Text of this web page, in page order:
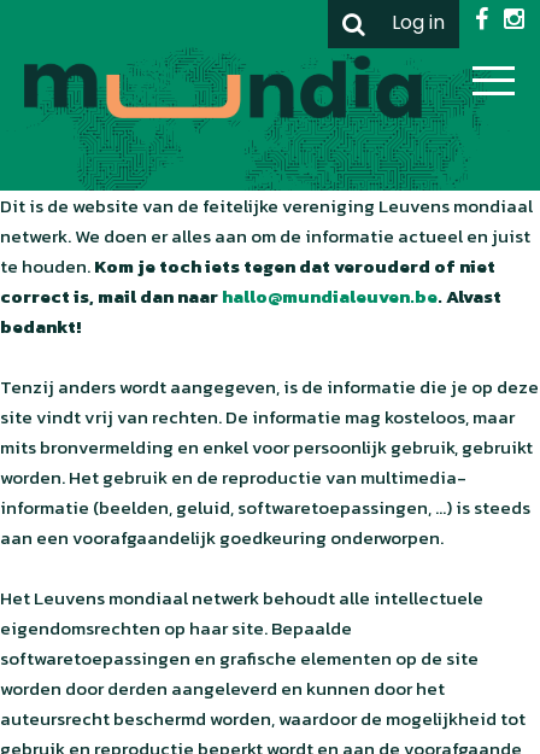
Log in
Dit is de website van de feitelijke vereniging Leuvens mondiaal
netwerk. We doen er alles aan om de informatie actueel en juist
te houden.Kom je toch iets tegen dat verouderd of niet
correct is, mail dan naarhallo@mundialeuven.be. Alvast
bedankt!
Tenzij anders wordt aangegeven, is de informatie die je op deze
site vindt vrij van rechten. De informatie mag kosteloos, maar
mits bronvermelding en enkel voor persoonlijk gebruik, gebruikt
worden. Het gebruik en de reproductie van multimedia-
informatie (beelden, geluid, softwaretoepassingen, ...) is steeds
aan een voorafgaandelijk goedkeuring onderworpen.
Het Leuvens mondiaal netwerk behoudt alle intellectuele
eigendomsrechten op haar site. Bepaalde
softwaretoepassingen en grafische elementen op de site
worden door derden aangeleverd en kunnen door het
auteursrecht beschermd worden, waardoor de mogelijkheid tot